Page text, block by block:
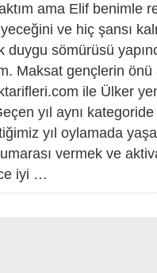
ama Elif benimle
ve hiç şansı
duygu sömürüsü
Maksat gençlerin önü
ile Ülker
yıl aynı
yıl oylamada
vermek ve
iyi …